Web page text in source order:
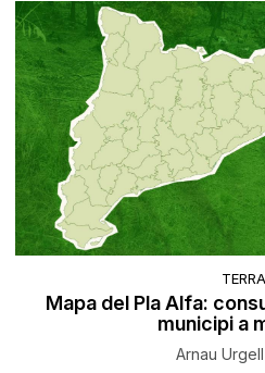
TERRA
Mapa del Pla Alfa:
municipi a
Arnau